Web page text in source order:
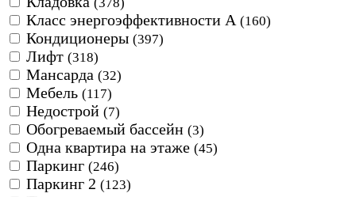
(378)
Класс энергоэффективности А (160)
Кондиционеры (397)
Лифт (318)
Мансарда (32)
Мебель (117)
Недострой (7)
Обогреваемый бассейн (3)
Одна квартира на этаже (45)
Паркинг (246)
Паркинг 2 (123)